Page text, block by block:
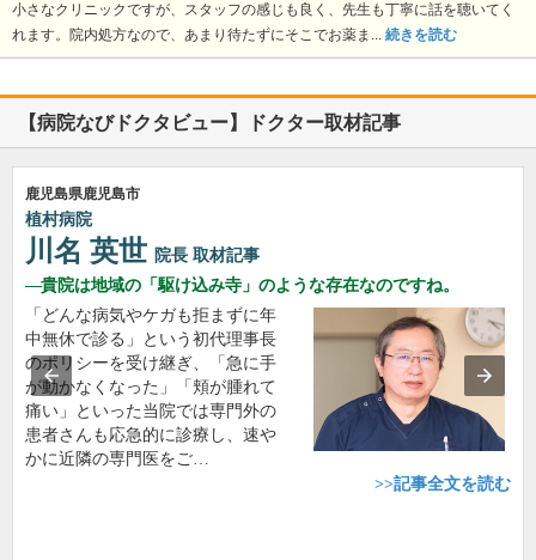
小さなクリニックですが、スタッフの感じも良く、先生も丁寧に話を聴いてく
れます。院内処方なので、あまり待たずにそこでお薬ま... 続きを読む
【病院なびドクタビュー】ドクター取材記事
鹿児島県鹿児島市
植村病院
川名 英世 院長 取材記事
貴院は地域の「駆け込み寺」のような存在なのですね。
「どんな病気やケガも拒まずに年
中無休で診る」という初代理事長
のポリシーを受け継ぎ、「急に手
が動かなくなった」「頬が腫れて
痛い」といった当院では専門外の
患者さんも応急的に診療し、速や
かに近隣の専門医をご…
>>記事全文を読む